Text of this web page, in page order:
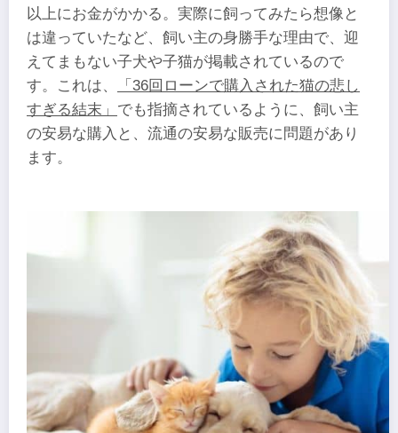
以上にお金がかかる。実際に飼ってみたら想像と
は違っていたなど、飼い主の身勝手な理由で、迎
えてまもない子犬や子猫が掲載されているので
す。これは、
「36回ローンで購入された猫の悲し
すぎる結末」 でも指摘されているように、飼い主
の安易な購入と、流通の安易な販売に問題があり
ます。